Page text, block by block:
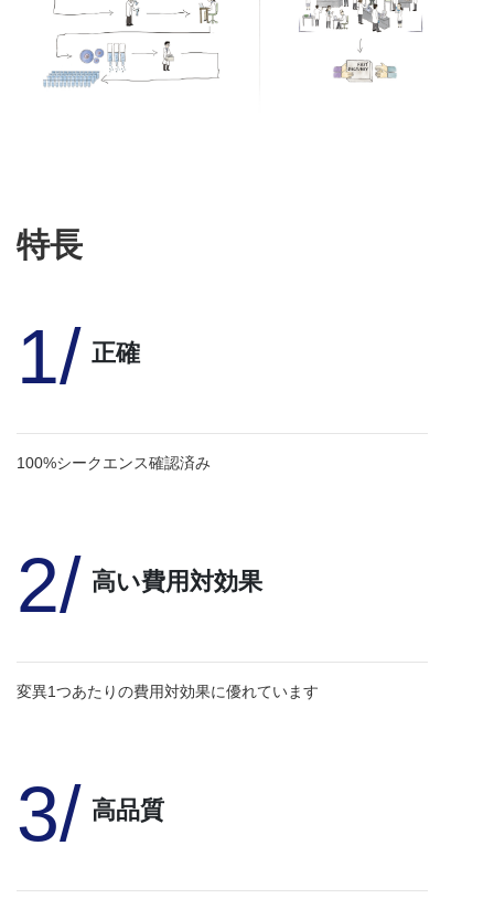
特長
1/ 正確
100%シークエンス確認済み
2/ 高い費用対効果
変異1つあたりの費用対効果に優れています
3/ 高品質